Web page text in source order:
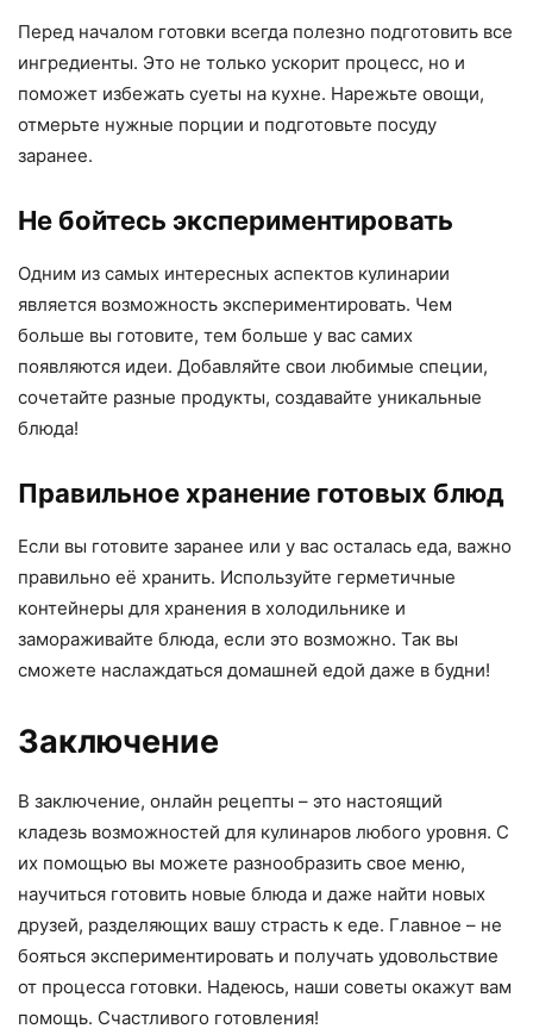
Перед началом готовки всегда полезно подготовить все
ингредиенты. Это не только ускорит процесс, но и
поможет избежать суеты на кухне. Нарежьте овощи,
отмерьте нужные порции и подготовьте посуду
заранее.
Не бойтесь экспериментировать
Одним из самых интересных аспектов кулинарии
является возможность экспериментировать. Чем
больше вы готовите, тем больше у вас самих
появляются идеи. Добавляйте свои любимые специи,
сочетайте разные продукты, создавайте уникальные
блюда!
Правильное хранение готовых блюд
Если вы готовите заранее или у вас осталась еда, важно
правильно её хранить. Используйте герметичные
контейнеры для хранения в холодильнике и
замораживайте блюда, если это возможно. Так вы
сможете наслаждаться домашней едой даже в будни!
Заключение
В заключение, онлайн рецепты – это настоящий
кладезь возможностей для кулинаров любого уровня. С
их помощью вы можете разнообразить свое меню,
научиться готовить новые блюда и даже найти новых
друзей, разделяющих вашу страсть к еде. Главное – не
бояться экспериментировать и получать удовольствие
от процесса готовки. Надеюсь, наши советы окажут вам
помощь. Счастливого готовления!